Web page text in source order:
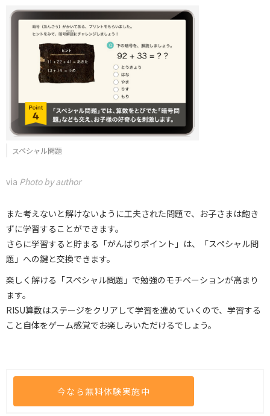
スペシャル問題
via Photo by author
また考えないと解けないように工夫された問題で、お子さまは飽き
ずに学習することができます。
さらに学習すると貯まる「がんばりポイント」は、「スペシャル問
題」への鍵と交換できます。
楽しく解ける「スペシャル問題」で勉強のモチベーションが高まり
ます。
RISU算数はステージをクリアして学習を進めていくので、学習する
こと自体をゲーム感覚でお楽しみいただけるでしょう。
今なら無料体験実施中